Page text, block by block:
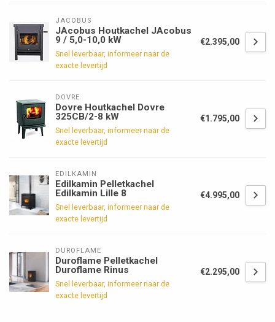
JACOBUS
JAcobus Houtkachel JAcobus
9 / 5,0-10,0 kW
Snel leverbaar, informeer naar de
exacte levertijd
€2.395,00
DOVRE
Dovre Houtkachel Dovre
325CB/2-8 kW
Snel leverbaar, informeer naar de
exacte levertijd
€1.795,00
EDILKAMIN
Edilkamin Pelletkachel
Edilkamin Lille 8
Snel leverbaar, informeer naar de
exacte levertijd
€4.995,00
DUROFLAME
Duroflame Pelletkachel
Duroflame Rinus
Snel leverbaar, informeer naar de
exacte levertijd
€2.295,00